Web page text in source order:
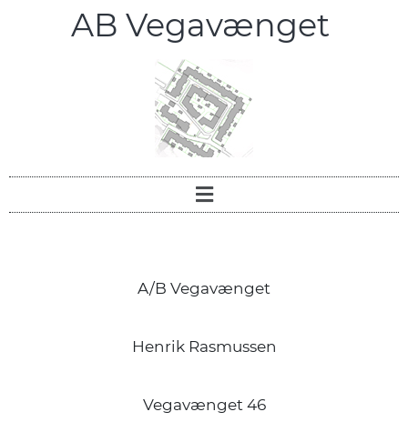
AB Vegavænget
A/B Vegavænget
Henrik Rasmussen
Vegavænget 46